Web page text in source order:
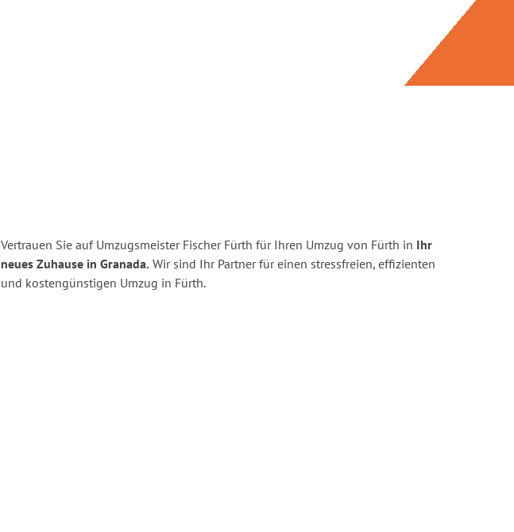
Vertrauen Sie auf Umzugsmeister Fischer Fürth für Ihren Umzug von Fürth in Ihr
neues Zuhause in Granada. Wir sind Ihr Partner für einen stressfreien, effizienten
und kostengünstigen Umzug in Fürth.